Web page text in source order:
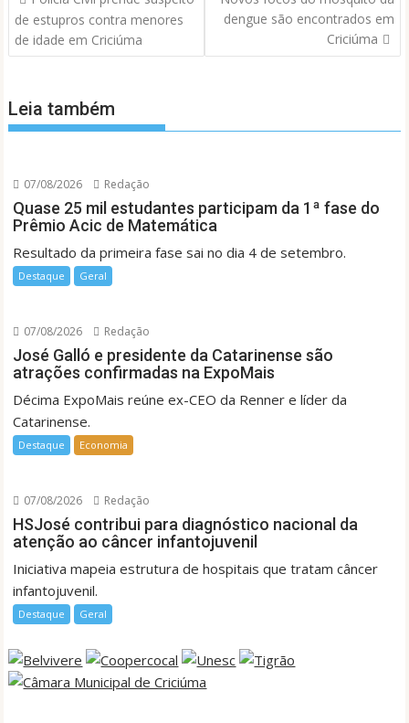
de
Post
de estupros contra menores
de idade em Criciúma
dengue são encontrados em
Criciúma
Leia também
07/08/2026 Redação
Quase 25 mil estudantes participam da 1ª fase do
Prêmio Acic de Matemática
Resultado da primeira fase sai no dia 4 de setembro.
Destaque Geral
07/08/2026 Redação
José Galló e presidente da Catarinense são
atrações confirmadas na ExpoMais
Décima ExpoMais reúne ex-CEO da Renner e líder da
Catarinense.
Destaque Economia
07/08/2026 Redação
HSJosé contribui para diagnóstico nacional da
atenção ao câncer infantojuvenil
Iniciativa mapeia estrutura de hospitais que tratam câncer
infantojuvenil.
Destaque Geral